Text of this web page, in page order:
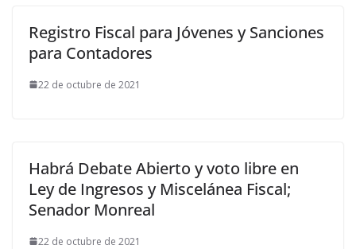
Registro Fiscal para Jóvenes y Sanciones
para Contadores
22 de octubre de 2021
Habrá Debate Abierto y voto libre en
Ley de Ingresos y Miscelánea Fiscal;
Senador Monreal
22 de octubre de 2021